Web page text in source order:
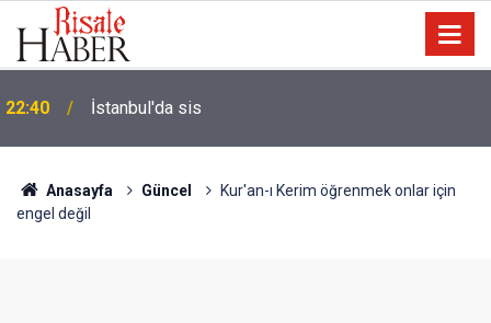
21:18
Biyoloji profesörünün parmağının ucunda niçin göz
yok?
Anasayfa Güncel
Kur'an-ı Kerim öğrenmek onlar için
engel değil